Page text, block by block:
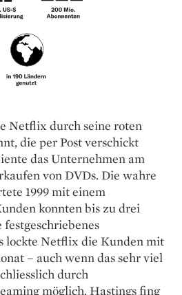
Netflix durch seine roten
die per Post verschickt
das Unternehmen am
von DVDs. Die wahre
1999 mit einem
konnten bis zu drei
lockte Netflix die Kunden mit
– auch wenn das sehr viel
durch
möglich. Hastings fing